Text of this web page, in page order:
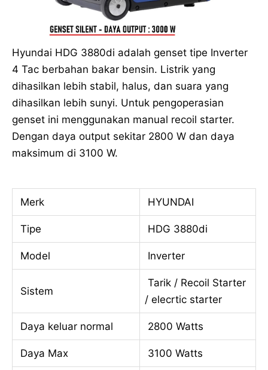
Hyundai HDG 3880di adalah genset tipe Inverter
4 Tac berbahan bakar bensin. Listrik yang
dihasilkan lebih stabil, halus, dan suara yang
dihasilkan lebih sunyi. Untuk pengoperasian
genset ini menggunakan manual recoil starter.
Dengan daya output sekitar 2800 W dan daya
maksimum di 3100 W.
Merk HYUNDAI
Tipe HDG 3880di
Model Inverter
Sistem
Tarik / Recoil Starter
/ elecrtic starter
Daya keluar normal 2800 Watts
Daya Max 3100 Watts